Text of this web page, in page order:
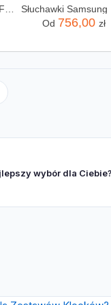
Fujifilm INSTAX Mini Film - 20 szt.
Od 756,00 zł
wybór dla Ciebie?